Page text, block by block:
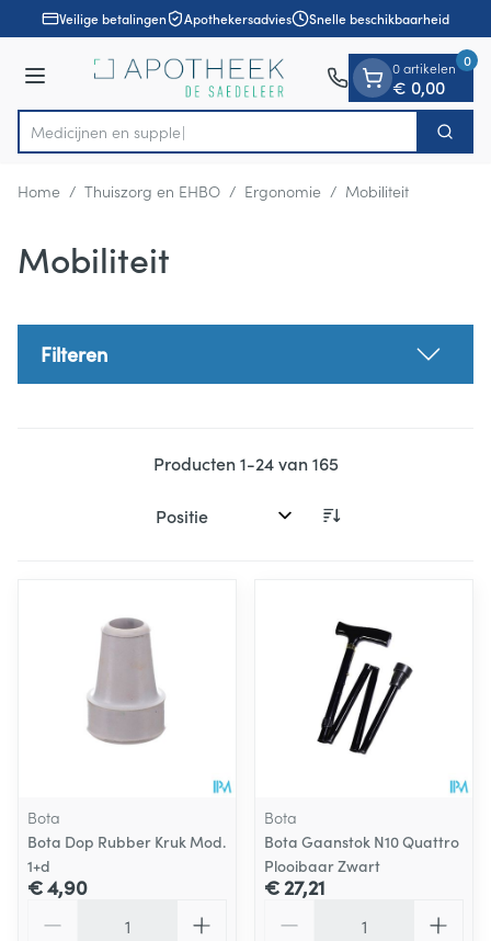
Ga naar de inhoud
1 van 1Veilige betalingen Apothekersadvies Snelle beschikbaarheid
Menu
Product, merk, categorie...
Med Zoek
0 artikelen
€ 0,00
0
Home / Thuiszorg en EHBO / Ergonomie / Mobiliteit
Mobiliteit
Filteren
Producten1-24van165
Sorteer op:
Bota
Bota Dop Rubber Kruk Mod.
1+d
€ 4,90
Bota
Bota Gaanstok N10 Quattro
Plooibaar Zwart
€ 27,21